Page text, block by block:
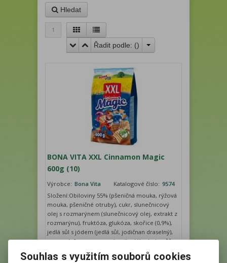
Hledat
1
Řadit podle: ()
BONA VITA XXL Cinnamon Magic
600g (10)
Výrobce: Bona Vita Katalogové číslo: 9574
Složení:Obiloviny 55% (pšeničná mouka, rýžová
mouka, pšeničné otruby), cukr, slunečnicový
olej s rozmarýnem (slunečnicový olej, extrakt z
rozmarýnu), fruktóza, glukóza, skořice (0,9%),
jedlá sůl s jódem (jedlá sůl, jodičnan draselný),
aroma. Informace pro alergiky: Výrobek může
obsahovat stopy sóji, mléka a výrobků...
Souhlas s využitím souborů cookies